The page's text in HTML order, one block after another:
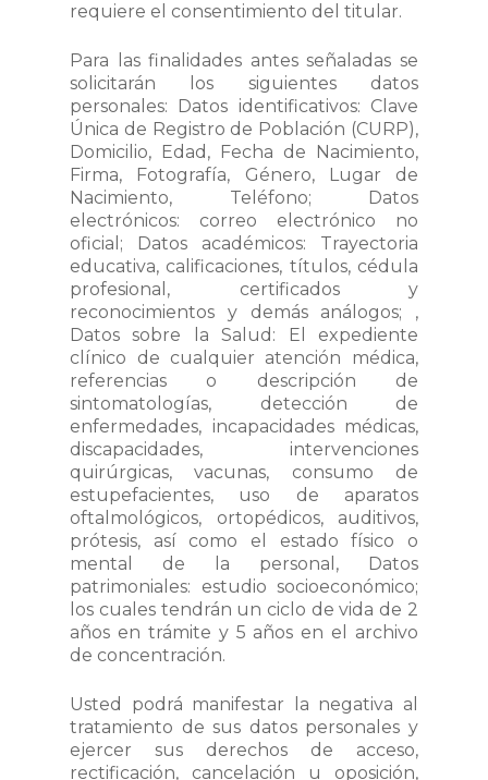
requiere el consentimiento del titular.
Para las finalidades antes señaladas se
solicitarán los siguientes datos
personales: Datos identificativos: Clave
Única de Registro de Población (CURP),
Domicilio, Edad, Fecha de Nacimiento,
Firma, Fotografía, Género, Lugar de
Nacimiento, Teléfono; Datos
electrónicos: correo electrónico no
oficial; Datos académicos: Trayectoria
educativa, calificaciones, títulos, cédula
profesional, certificados y
reconocimientos y demás análogos; ,
Datos sobre la Salud: El expediente
clínico de cualquier atención médica,
referencias o descripción de
sintomatologías, detección de
enfermedades, incapacidades médicas,
discapacidades, intervenciones
quirúrgicas, vacunas, consumo de
estupefacientes, uso de aparatos
oftalmológicos, ortopédicos, auditivos,
prótesis, así como el estado físico o
mental de la personal, Datos
patrimoniales: estudio socioeconómico;
los cuales tendrán un ciclo de vida de 2
años en trámite y 5 años en el archivo
de concentración.
Usted podrá manifestar la negativa al
tratamiento de sus datos personales y
ejercer sus derechos de acceso,
rectificación, cancelación u oposición,